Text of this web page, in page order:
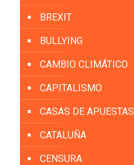
BREXIT
BULLYING
CAMBIO CLIMÁTICO
CAPITALISMO
CASAS DE APUESTAS
CATALUÑA
CENSURA